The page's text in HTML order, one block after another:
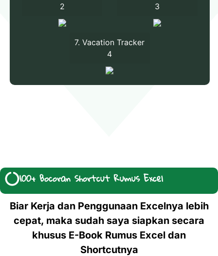
2
3
7. Vacation Tracker
4
100+ Bocoran Shortcut Rumus Excel
Biar Kerja dan Penggunaan Excelnya lebih
cepat, maka sudah saya siapkan secara
khusus E-Book Rumus Excel dan
Shortcutnya